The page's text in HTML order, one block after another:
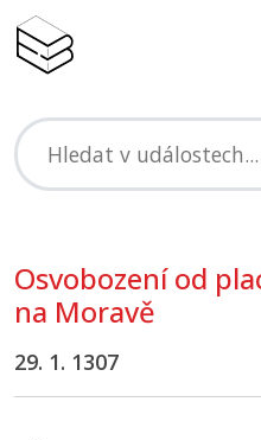
Osvobození od
na Moravě
29. 1. 1307